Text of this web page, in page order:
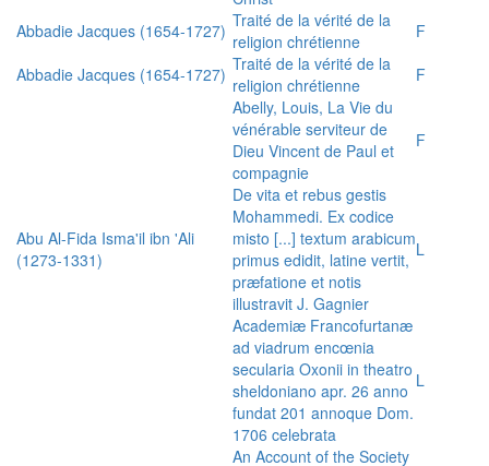
Abbadie Jacques (1654-1727) Traité de la vérité de la
religion chrétienne
F
Abbadie Jacques (1654-1727) Traité de la vérité de la
religion chrétienne
F
Abelly, Louis, La Vie du
vénérable serviteur de
Dieu Vincent de Paul et
compagnie
F
Abu Al-Fida Isma'il ibn 'Ali
(1273-1331)
De vita et rebus gestis
Mohammedi. Ex codice
misto [...] textum arabicum
primus edidit, latine vertit,
præfatione et notis
illustravit J. Gagnier
L
Academiæ Francofurtanæ
ad viadrum encœnia
secularia Oxonii in theatro
sheldoniano apr. 26 anno
fundat 201 annoque Dom.
1706 celebrata
L
An Account of the Society